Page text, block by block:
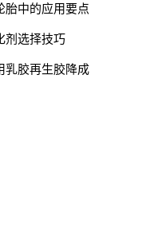
胎中的应用要点
剂选择技巧
乳胶再生胶降成